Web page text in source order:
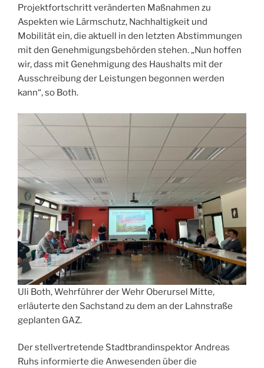
Projektfortschritt veränderten Maßnahmen zu
Aspekten wie Lärmschutz, Nachhaltigkeit und
Mobilität ein, die aktuell in den letzten Abstimmungen
mit den Genehmigungsbehörden stehen. „Nun hoffen
wir, dass mit Genehmigung des Haushalts mit der
Ausschreibung der Leistungen begonnen werden
kann“, so Both.
Uli Both, Wehrführer der Wehr Oberursel Mitte,
erläuterte den Sachstand zu dem an der Lahnstraße
geplanten GAZ.
Der stellvertretende Stadtbrandinspektor Andreas
Ruhs informierte die Anwesenden über die